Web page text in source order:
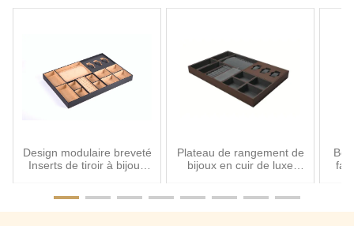
Design modulaire breveté​​
Inserts de tiroir à bijoux
Plateau de rangement de
bijoux en cuir de luxe